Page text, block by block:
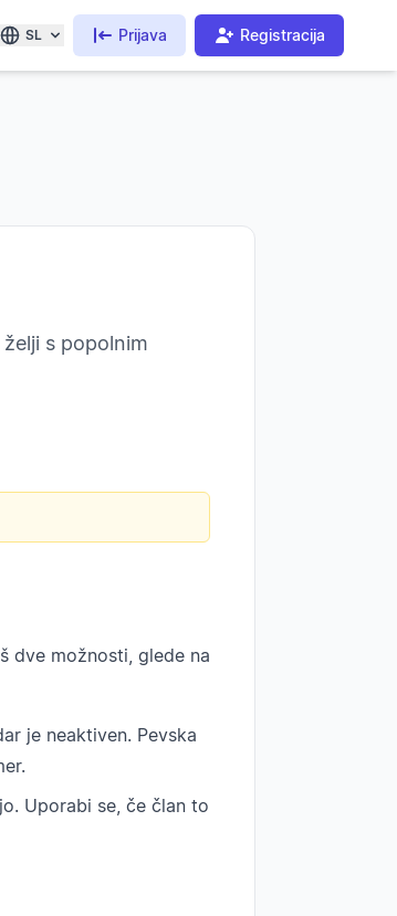
SL Prijava Registracija
s popolnim
dve možnosti, glede na
je neaktiven. Pevska
Uporabi se, če član to